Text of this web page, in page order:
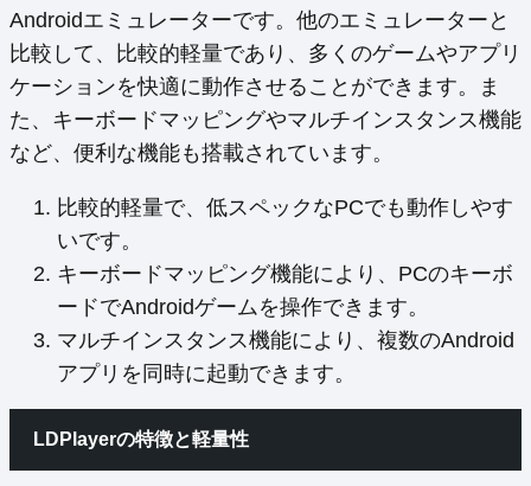
Androidエミュレーターです。他のエミュレーターと
比較して、比較的軽量であり、多くのゲームやアプリ
ケーションを快適に動作させることができます。ま
た、キーボードマッピングやマルチインスタンス機能
など、便利な機能も搭載されています。
比較的軽量で、低スペックなPCでも動作しやす
いです。
キーボードマッピング機能により、PCのキーボ
ードでAndroidゲームを操作できます。
マルチインスタンス機能により、複数のAndroid
アプリを同時に起動できます。
LDPlayerの特徴と軽量性